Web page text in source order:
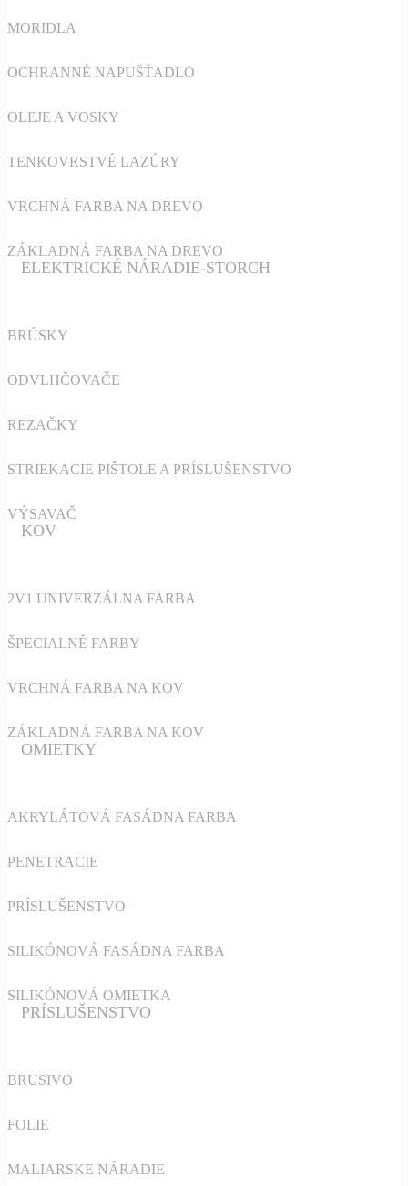
MORIDLA
OCHRANNÉ NAPUŠŤADLO
OLEJE A VOSKY
TENKOVRSTVÉ LAZÚRY
VRCHNÁ FARBA NA DREVO
ZÁKLADNÁ FARBA NA DREVO
ELEKTRICKÉ NÁRADIE-STORCH
BRÚSKY
ODVLHČOVAČE
REZAČKY
STRIEKACIE PIŠTOLE A PRÍSLUŠENSTVO
VÝSAVAČ
KOV
2V1 UNIVERZÁLNA FARBA
ŠPECIALNÉ FARBY
VRCHNÁ FARBA NA KOV
ZÁKLADNÁ FARBA NA KOV
OMIETKY
AKRYLÁTOVÁ FASÁDNA FARBA
PENETRACIE
PRÍSLUŠENSTVO
SILIKÓNOVÁ FASÁDNA FARBA
SILIKÓNOVÁ OMIETKA
PRÍSLUŠENSTVO
BRUSIVO
FOLIE
MALIARSKE NÁRADIE